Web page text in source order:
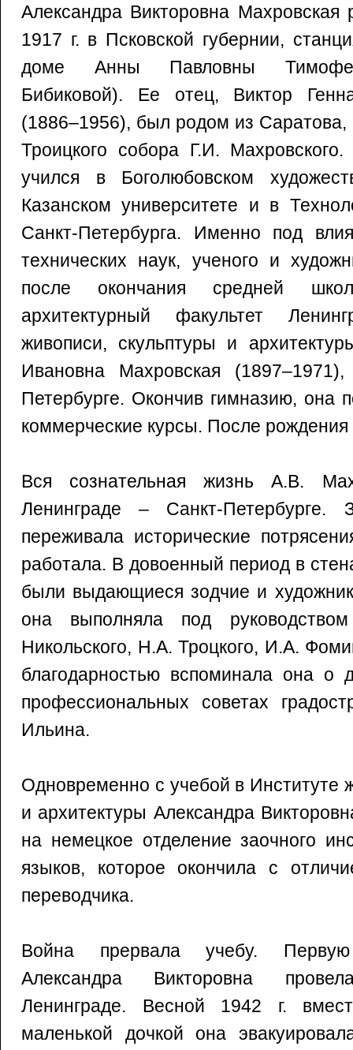
Aлександра Викторовна Махровская
1917 г. в Псковской губернии,
доме Анны Павловны
Бибиковой). Ее отец, Виктор
(1886–1956), был родом из Саратова,
Троицкого собора Г.И.
учился в Боголюбовском
Казанском университете и в
Санкт-Петербурга. Именно под
технических наук, ученого и
после окончания средней
архитектурный факультет
живописи, скульптуры и
Ивановна Махровская
Петербурге. Окончив гимназию, она
коммерческие курсы. После
Вся сознательная жизнь А.В.
Ленинграде – Санкт-Петербурге.
переживала исторические
работала. В довоенный период в
были выдающиеся зодчие и
она выполняла под
Никольского, Н.А. Троцкого, И.А.
благодарностью вспоминала она о
профессиональных советах
Ильина.
Одновременно с учебой в Институте
и архитектуры Александра
на немецкое отделение заочного
языков, которое окончила с
переводчика.
Война прервала учебу.
Александра Викторовна
Ленинграде. Весной 1942 г.
маленькой дочкой она